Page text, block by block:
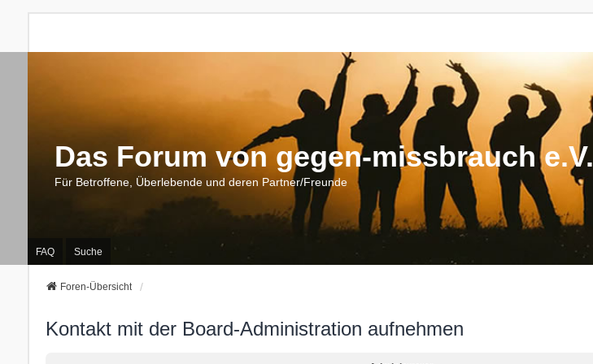
Das Forum von gegen-missbrauch e.V.
Für Betroffene, Überlebende und deren Partner/Freunde
FAQ Suche
Foren-Übersicht
Kontakt mit der Board-Administration aufnehmen